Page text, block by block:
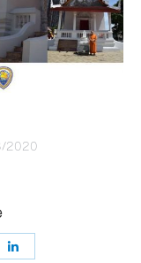
2020